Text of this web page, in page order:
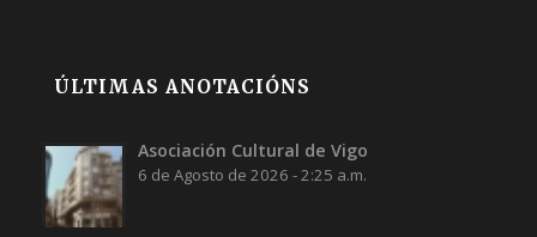
ÚLTIMAS ANOTACIÓNS
Asociación Cultural de Vigo
6 de Agosto de 2026 - 2:25 a.m.